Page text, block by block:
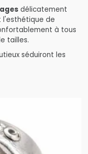
délicatement
l'esthétique de
à tous
tailles.
séduiront les